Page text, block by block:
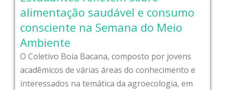
alimentação saudável e consumo
consciente na Semana do Meio
Ambiente
O Coletivo Boia Bacana, composto por jovens
acadêmicos de várias áreas do conhecimento e
interessados na temática da agroecologia, em